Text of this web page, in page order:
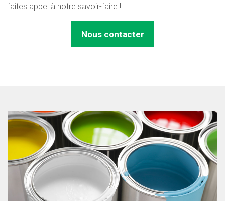
faites appel à notre savoir-faire !
Nous contacter